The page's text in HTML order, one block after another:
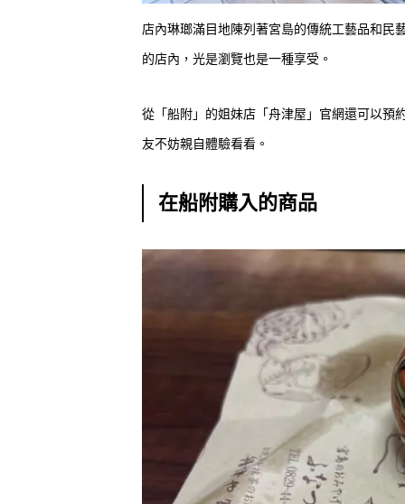
店內琳瑯滿目地陳列著宮島的傳統工藝品和民
的店內，光是瀏覽也是一種享受。
從「船附」的姐妹店「舟津屋」官網還可以預
友不妨親自體驗看看。
在船附購入的商品